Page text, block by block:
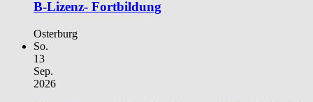
B-Lizenz- Fortbildung
Osterburg
So.
13
Sep.
2026